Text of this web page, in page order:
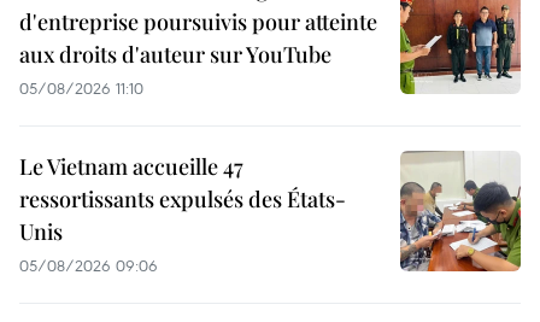
d'entreprise poursuivis pour atteinte
aux droits d'auteur sur YouTube
05/08/2026 11:10
Le Vietnam accueille 47
ressortissants expulsés des États-
Unis
05/08/2026 09:06